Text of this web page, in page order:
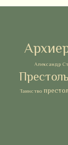
Александр
Таинство